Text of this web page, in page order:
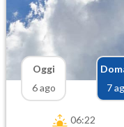
Oggi
6 ago
7
06:22